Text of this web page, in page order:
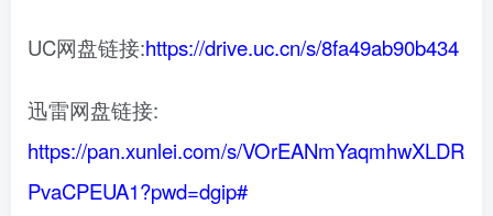
UC网盘链接:https://drive.uc.cn/s/8fa49ab90b434
迅雷网盘链接:
https://pan.xunlei.com/s/VOrEANmYaqmhwXLDR
PvaCPEUA1?pwd=dgip#